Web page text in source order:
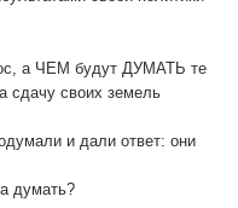
а ЧЕМ будут ДУМАТЬ те
сдачу своих земель
и дали ответ: они
думать?